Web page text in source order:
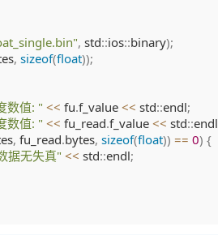
, std::ios::binary);
, sizeof(float));
数值: " << fu.f_value << std::endl;
数值: " << fu_read.f_value << std::endl
, fu_read.bytes, sizeof(float)) == 0) {
据无失真" << std::endl;